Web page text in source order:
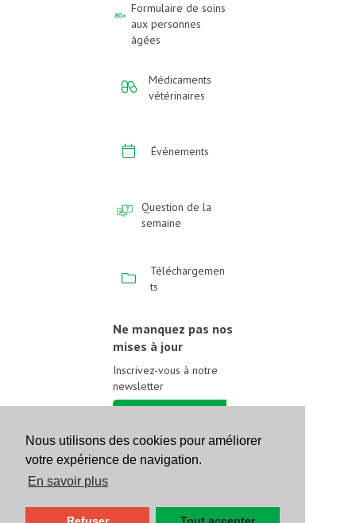
Nous utilisons des cookies pour améliorer
votre expérience de navigation.
En savoir plus
Formulaire de soins
aux personnes
âgées
Médicaments
vétérinaires
Événements
Question de la
semaine
Téléchargemen
ts
Ne manquez pas nos
mises à jour
Inscrivez-vous à notre
newsletter
Suivez-nous sur les